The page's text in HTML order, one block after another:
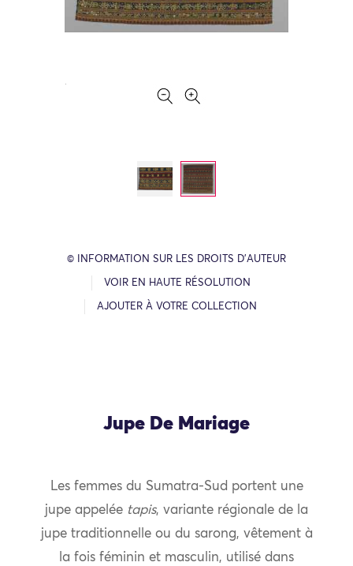
© INFORMATION SUR LES DROITS D’AUTEUR
VOIR EN HAUTE RÉSOLUTION
AJOUTER À VOTRE COLLECTION
Jupe De Mariage
Les femmes du Sumatra-Sud portent une
jupe appelée tapis, variante régionale de la
jupe traditionnelle ou du sarong, vêtement à
la fois féminin et masculin, utilisé dans